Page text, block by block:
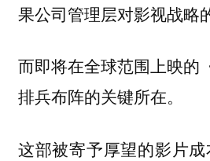
果公司管理层对影视战略
而即将在全球范围上映的
排兵布阵的关键所在。
这部被寄予厚望的影片成